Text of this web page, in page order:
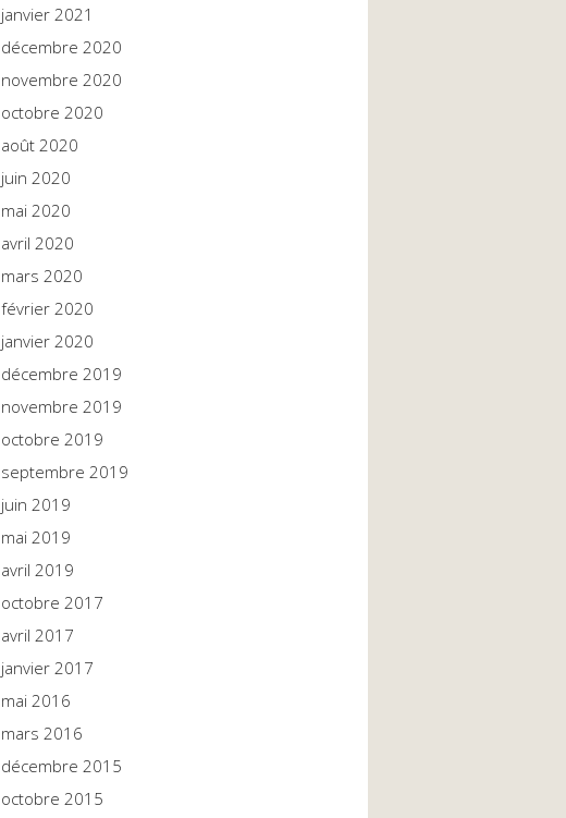
janvier 2021
décembre 2020
novembre 2020
octobre 2020
août 2020
juin 2020
mai 2020
avril 2020
mars 2020
février 2020
janvier 2020
décembre 2019
novembre 2019
octobre 2019
septembre 2019
juin 2019
mai 2019
avril 2019
octobre 2017
avril 2017
janvier 2017
mai 2016
mars 2016
décembre 2015
octobre 2015